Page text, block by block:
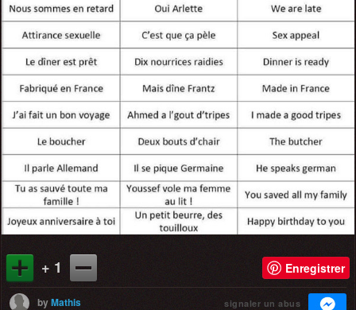
+ 1 Enregistrer
byMathis signaler un abus